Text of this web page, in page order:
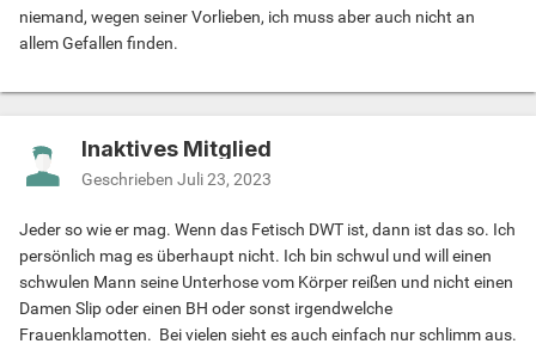
niemand, wegen seiner Vorlieben, ich muss aber auch nicht an
allem Gefallen finden.
Inaktives Mitglied
Geschrieben Juli 23, 2023
Jeder so wie er mag. Wenn das Fetisch DWT ist, dann ist das so. Ich
persönlich mag es überhaupt nicht. Ich bin schwul und will einen
schwulen Mann seine Unterhose vom Körper reißen und nicht einen
Damen Slip oder einen BH oder sonst irgendwelche
Frauenklamotten. Bei vielen sieht es auch einfach nur schlimm aus.